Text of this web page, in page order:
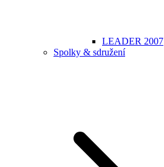
LEADER 2007
Spolky & sdružení